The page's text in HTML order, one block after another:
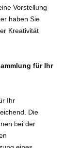
Vorstellung
haben Sie
Kreativität
für Ihr
Ihr
Die
bei der